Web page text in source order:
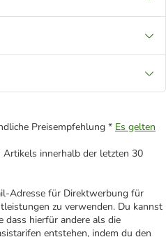
Preisempfehlung * Es gelten
innerhalb der letzten 30
Adresse für Direktwerbung für
zu verwenden. Du kannst
dass hierfür andere als die
entstehen, indem du den